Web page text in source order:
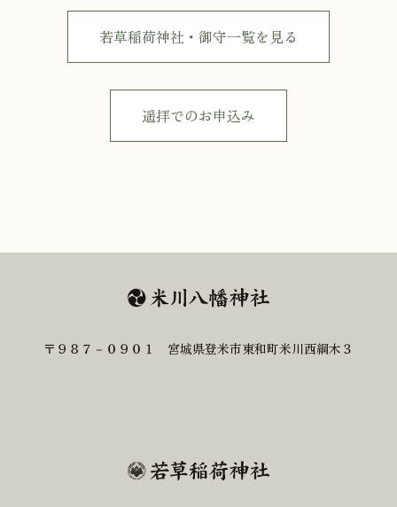
若草稲荷神社・御守一覧を見る
遥拝でのお申込み
〒９８７－０９０１ 宮城県登米市東和町米川西綱木３